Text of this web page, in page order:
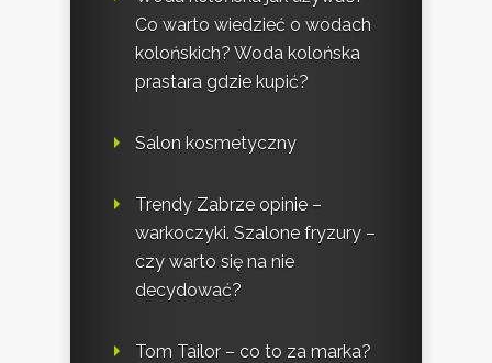
Co warto wiedzieć o wodach
kolońskich? Woda kolońska
prastara gdzie kupić?
Salon kosmetyczny
Trendy Zabrze opinie –
warkoczyki. Szalone fryzury –
czy warto się na nie
decydować?
Tom Tailor – co to za marka?